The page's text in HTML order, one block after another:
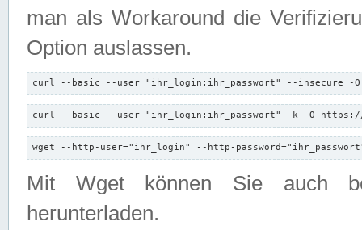
man als Workaround die
Option auslassen.
curl --basic --user "ihr_login:ihr_passwort" --insecure -
curl --basic --user "ihr_login:ihr_passwort" -k -O https://
wget --http-user="ihr_login" --http-
Mit Wget können Sie auch
herunterladen.